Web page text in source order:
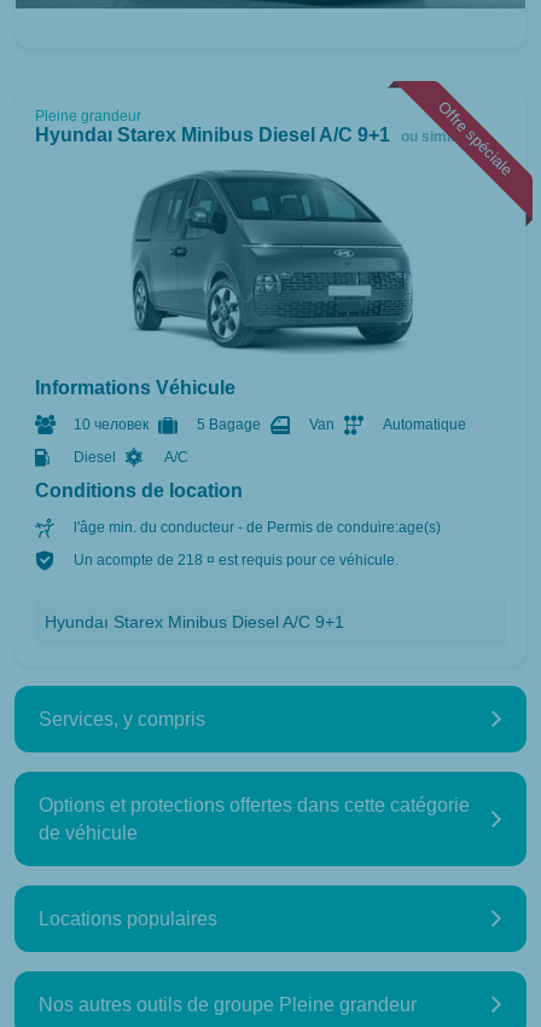
Offre spéciale
Pleine grandeur
Hyundaı Starex Minibus Diesel A/C 9+1 ou similaire
Informations Véhicule
10 человек 5 Bagage Van
Automatique
Diesel
A/C
Conditions de location
l'âge min. du conducteur - de Permis de conduire:age(s)
Un acompte de 218 ¤ est requis pour ce véhicule.
Hyundaı Starex Minibus Diesel A/C 9+1
Services, y compris
Options et protections offertes dans cette catégorie
de véhicule
Locations populaires
Nos autres outils de groupe Pleine grandeur